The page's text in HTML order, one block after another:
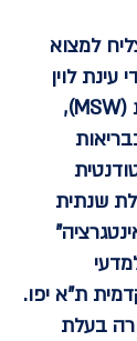
למצוא
עינת לוין
ברסקין, עובדת סוציאלית (MSW),
שנתית
ת"א יפו.
בעלת